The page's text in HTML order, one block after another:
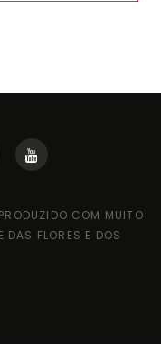
COM MUITO
FLORES E DOS